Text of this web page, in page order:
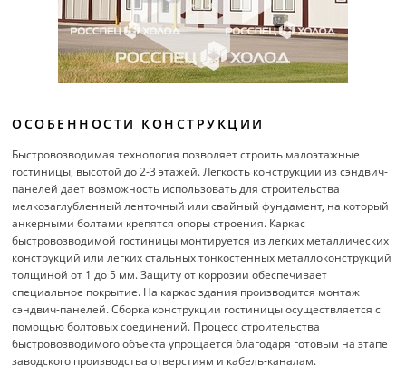
ОСОБЕННОСТИ КОНСТРУКЦИИ
Быстровозводимая технология позволяет строить малоэтажные
гостиницы, высотой до 2-3 этажей. Легкость конструкции из сэндвич-
панелей дает возможность использовать для строительства
мелкозаглубленный ленточный или свайный фундамент, на который
анкерными болтами крепятся опоры строения. Каркас
быстровозводимой гостиницы монтируется из легких металлических
конструкций или легких стальных тонкостенных металлоконструкций
толщиной от 1 до 5 мм. Защиту от коррозии обеспечивает
специальное покрытие. На каркас здания производится монтаж
сэндвич-панелей. Сборка конструкции гостиницы осуществляется с
помощью болтовых соединений. Процесс строительства
быстровозводимого объекта упрощается благодаря готовым на этапе
заводского производства отверстиям и кабель-каналам.